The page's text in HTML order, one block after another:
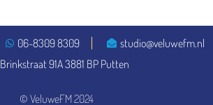
© VeluweFM 2024
06-8309 8309
studio@veluwefm.nl
Brinkstraat 91A 3881 BP Putten